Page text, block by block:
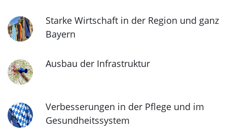
Starke Wirtschaft in der Region und ganz
Bayern
Ausbau der Infrastruktur
Verbesserungen in der Pflege und im
Gesundheitssystem